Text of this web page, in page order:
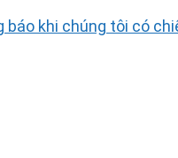
báo khi chúng tôi có